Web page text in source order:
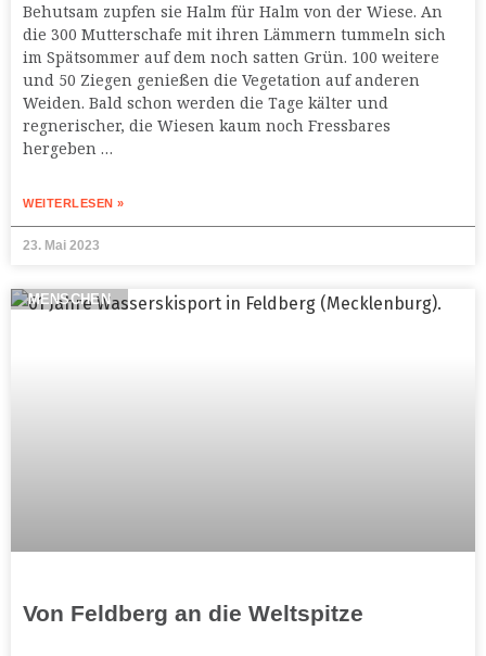
Behutsam zupfen sie Halm für Halm von der Wiese. An
die 300 Mutterschafe mit ihren Lämmern tummeln sich
im Spätsommer auf dem noch satten Grün. 100 weitere
und 50 Ziegen genießen die Vegetation auf anderen
Weiden. Bald schon werden die Tage kälter und
regnerischer, die Wiesen kaum noch Fressbares
hergeben …
WEITERLESEN »
23. Mai 2023
MENSCHEN
Von Feldberg an die Weltspitze